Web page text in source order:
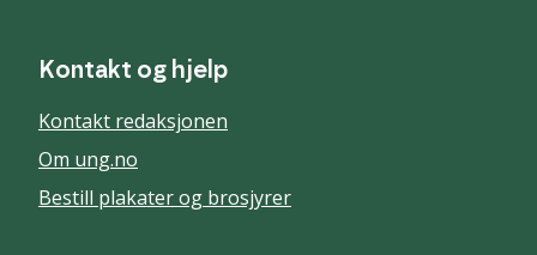
Kontakt og hjelp
Kontakt redaksjonen
Om ung.no
Bestill plakater og brosjyrer